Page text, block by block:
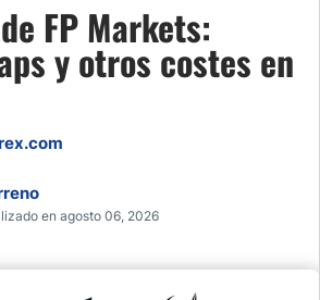
y MT5
en cTrader
CFD
FP Markets:
y otros costes en
en agosto 06, 2026